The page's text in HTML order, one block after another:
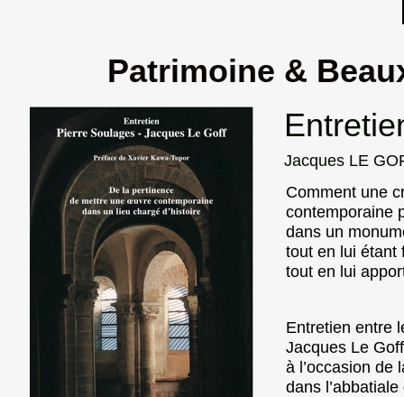
Patrimoine &
Comment une
contemporaine
dans un
tout en lui étant
tout en lui
Entretien entre
Jacques Le
à l’occasion de
dans
Jacques LE